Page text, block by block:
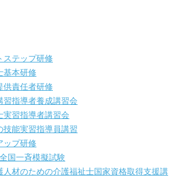
ステップ研修
基本研修
供責任者研修
習指導者養成講習会
実習指導者講習会
技能実習指導員講習
ップ研修
国一斉模擬試験
人材のための介護福祉士国家資格取得支援講